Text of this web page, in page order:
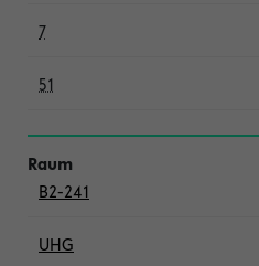
7
51
B2-241
UHG